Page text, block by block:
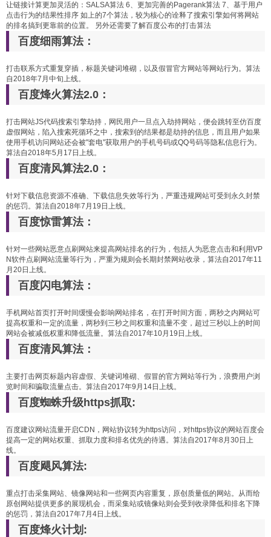
让链接计算更加灵活的：SALSA算法 6、更加完善的Pagerank算法 7、基于用户
点击行为的结果性排序 如上的7个算法，较为核心的诠释了搜索引擎如何将网站
的排名搞到更靠前的位置。 另外还需要了解百度公布的打击算法
百度细雨算法：
打击联系方式重复穿插，标题关键词堆砌，以及假冒官方网站等网站行为。算法
自2018年7月中旬上线。
百度烽火算法2.0：
打击网站JS代码搜索引擎劫持，网民用户一旦点入劫持网站，便会跳转至仿百度
虚假网站，陷入搜索死循环之中，搜索到的结果都是劫持的信息，而且用户如果
使用手机访问网站还会被"套电"获取用户的手机号码或QQ号码等隐私信息行为。
算法自2018年5月17日上线。
百度清风算法2.0：
针对下载信息资源不准确、下载信息失效等行为，严重违规网站可受到永久封禁
的惩罚。算法自2018年7月19日上线。
百度惊雷算法：
针对一些网站恶意点刷网站来提高网站排名的行为，包括人为恶意点击和利用VP
N软件点刷网站流量等行为，严重为规则会长期封禁网站收录，算法自2017年11
月20日上线。
百度闪电算法：
手机网站首页打开时间缓慢会影响网站排名，在打开时间方面，两秒之内网站可
提高权重和一定的流量，两秒到三秒之间权重和流量不变，超过三秒以上的时间
网站会被减低权重和降低流量。算法自2017年10月19日上线。
百度清风算法：
主要打击网页标题内容虚假、关键词堆砌、假冒的官方网站等行为，浪费用户浏
览时间和骗取流量点击。算法自2017年9月14日上线。
百度蜘蛛升级https抓取:
百度建议网站流量开启CDN，网站协议转为https访问，对https协议的网站百度会
提高一定的网站权重、抓取力度和排名优先的待遇。算法自2017年8月30日上
线。
百度飓风算法:
重点打击采集网站、镜像网站和一些网页内容重复，原创质量低的网站。从而给
原创网站提供更多的展现机会，而采集站或镜像站则会受到收录降低和排名下降
的惩罚，算法自2017年7月4日上线。
百度烽火计划: